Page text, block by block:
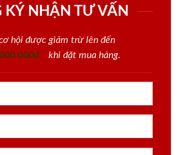
KÝ NHẬN TƯ VẤN
hội được giảm trừ lên đến
khi đặt mua hàng.